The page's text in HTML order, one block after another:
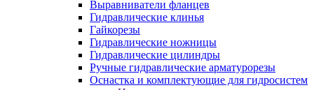
Выравниватели фланцев
Гидравлические клинья
Гайкорезы
Гидравлические ножницы
Гидравлические цилиндры
Ручные гидравлические арматурорезы
Оснастка и комплектующие для гидросистем